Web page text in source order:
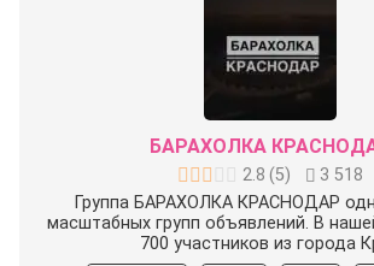
БАРАХОЛКА
2.8 (5)
3 518
Группа БАРАХОЛКА КРАСНОДАР
масштабных групп объявлений. В
700 участников из города